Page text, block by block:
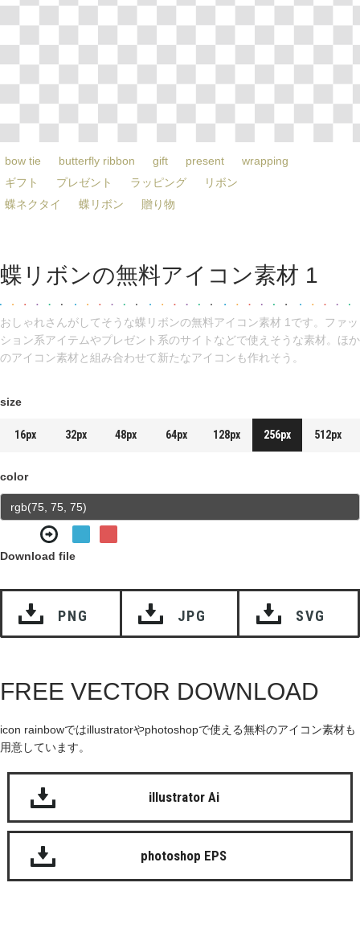
bow tie butterfly ribbon gift present
wrapping
ギフト
プレゼント ラッピング
リボン
蝶ネクタイ
蝶リボン 贈り物
蝶リボンの無料アイコン素材 1
おしゃれさんがしてそうな蝶リボンの無料アイコン素材 1です。ファッ
ション系アイテムやプレゼント系のサイトなどで使えそうな素材。ほか
のアイコン素材と組み合わせて新たなアイコンも作れそう。
size
16px 32px 48px 64px 128px 256px 512px
color
Download file
PNG JPG SVG
FREE VECTOR DOWNLOAD
icon rainbowではillustratorやphotoshopで使える無料のアイコン素材も
用意しています。
illustrator Ai
photoshop EPS